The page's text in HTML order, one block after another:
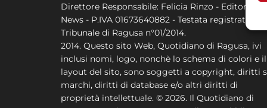
Direttore Responsabile: Felicia Rinzo - Editore
News - P.IVA 01673640882 - Testata registrata al
Tribunale di Ragusa n°01/2014.
2014. Questo sito Web, Quotidiano di Ragusa, ivi
inclusi nomi, logo, nonchè lo schema di colori e il
layout del sito, sono soggetti a copyright, diritti
marchi, diritti di database e/o altri diritti di
proprietà intellettuale. © 2026. Il Quotidiano di